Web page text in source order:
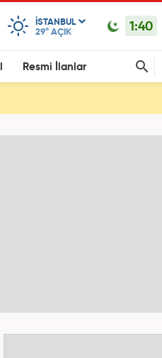
ISTANBUL
29° AÇIK 1:40
Resmi İlanlar